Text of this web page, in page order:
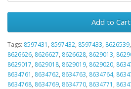
Add to Cart
Tags: 8597431 , 8597432, 8597433, 8626539,
8626626, 8626627, 8626628, 8629013,
8629017, 8629018, 8629019, 8629020,
8634761 , 8634762, 8634763, 8634764,
8634768, 8634769, 8634770, 8634771 ,